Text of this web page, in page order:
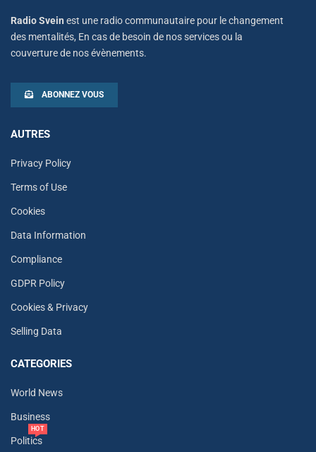
Radio Svein est une radio communautaire pour le changement
des mentalités, En cas de besoin de nos services ou la
couverture de nos évènements.
ABONNEZ VOUS
AUTRES
Privacy Policy
Terms of Use
Cookies
Data Information
Compliance
GDPR Policy
Cookies & Privacy
Selling Data
CATEGORIES
World News
Business
Politics
HOT